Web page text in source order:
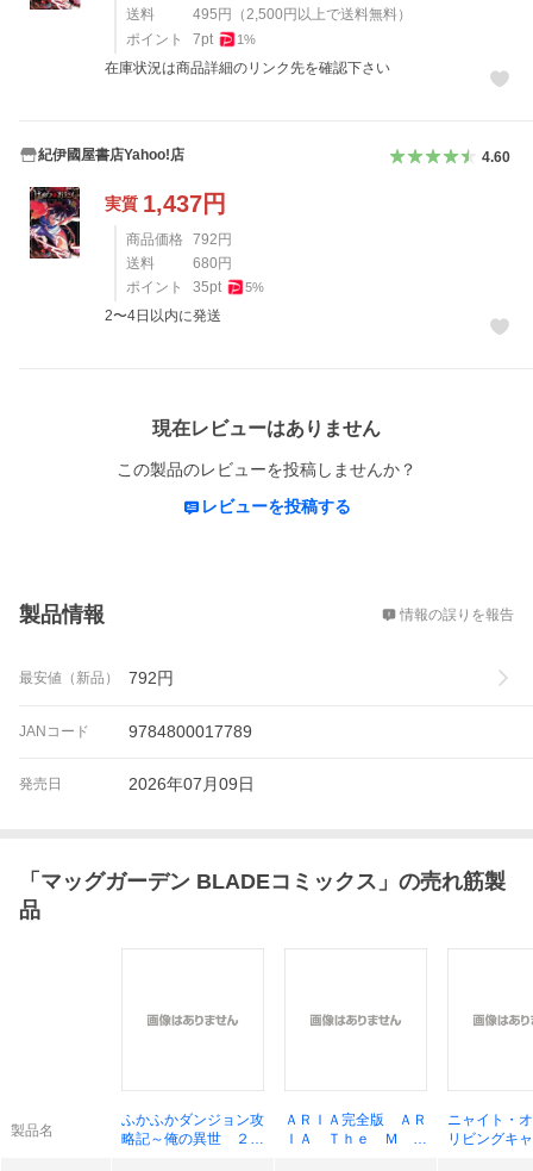
送料
495円 （ 2,500円以上で送料無料）
ポイント
7pt 1%
在庫状況は商品詳細のリンク先を確認下さい
紀伊國屋書店Yahoo!店 4.60
実質 1,437円
商品価格 792円
送料
680円
ポイント
35pt 5%
2〜4日以内に発送
現在レビューはありません
この製品のレビューを投稿しませんか？
レビューを投稿する
製品情報 情報の誤りを報告
最安値（新品） 792円
JANコード 9784800017789
発売日 2026年07月09日
「 マッグガーデン BLADEコミックス 」の売れ筋製
品
製品名
ふかふかダンジョン攻
略記～俺の異世 ２０
ＡＲＩＡ完全版 ＡＲ
ＩＡ Ｔｈｅ Ｍ ８
ニャイト・
リビングキ